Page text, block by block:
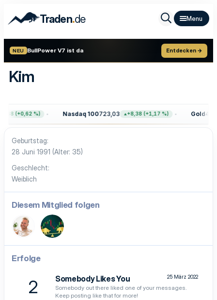
Traden.de
NEU BullPower V7 ist da Entdecken →
Kim
(+0,62 %) Nasdaq 100723,03 +8,38 (+1,17 %) Gold
Geburtstag
28 Juni 1991 (Alter: 35)
Geschlecht
Weiblich
Diesem Mitglied folgen
Erfolge
2 25 März 2022
Somebody Likes You
Somebody out there liked one of your messages.
Keep posting like that for more!